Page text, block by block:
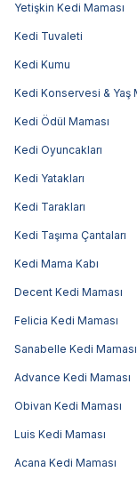
Yetişkin Kedi Maması
Kedi Tuvaleti
Kedi Kumu
Kedi Konservesi & Yaş
Kedi Ödül Maması
Kedi Oyuncakları
Kedi Yatakları
Kedi Tarakları
Kedi Taşıma Çantaları
Kedi Mama Kabı
Decent Kedi Maması
Felicia Kedi Maması
Sanabelle Kedi Maması
Advance Kedi Maması
Obivan Kedi Maması
Luis Kedi Maması
Acana Kedi Maması